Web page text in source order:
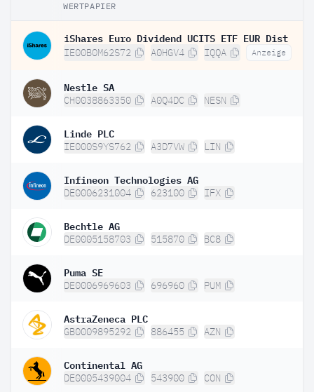
WERTPAPIER
iShares Euro Dividend UCITS ETF EUR Dist
IE00B0M62S72 A0HGV4 IQQA Anzeige
Nestle SA
CH0038863350 A0Q4DC NESN
Linde PLC
IE000S9YS762 A3D7VW LIN
Infineon Technologies AG
DE0006231004 623100 IFX
Bechtle AG
DE0005158703 515870 BC8
Puma SE
DE0006969603 696960 PUM
AstraZeneca PLC
GB0009895292 886455 AZN
Continental AG
DE0005439004 543900 CON